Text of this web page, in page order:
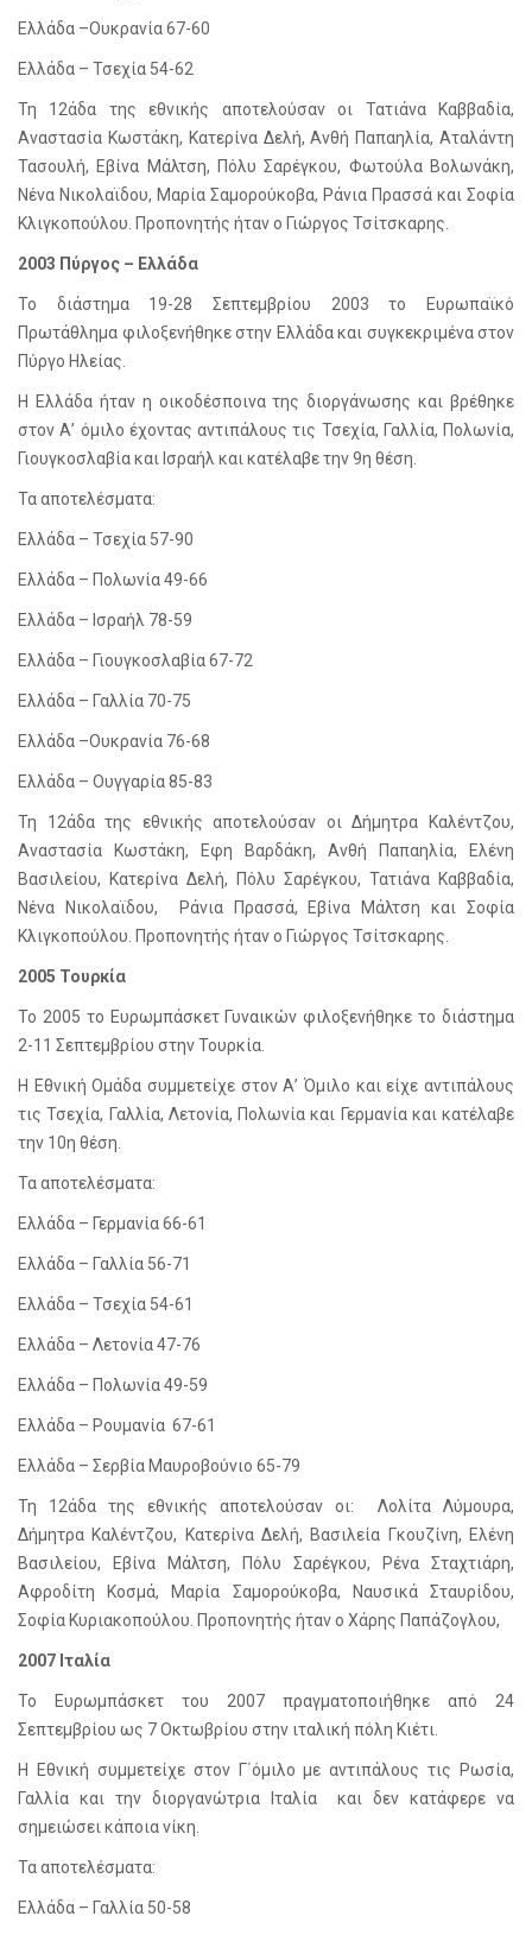
Ελλάδα –Ουκρανία 67-60
Ελλάδα – Τσεχία 54-62
Τη 12άδα της εθνικής αποτελούσαν οι Τατιάνα Καββαδία,
Αναστασία Κωστάκη, Κατερίνα Δελή, Ανθή Παπαηλία, Αταλάντη
Τασουλή, Εβίνα Μάλτση, Πόλυ Σαρέγκου, Φωτούλα Βολωνάκη,
Νένα Νικολαϊδου, Μαρία Σαμορούκοβα, Ράνια Πρασσά και Σοφία
Κλιγκοπούλου. Προπονητής ήταν ο Γιώργος Τσίτσκαρης.
2003 Πύργος – Ελλάδα
Το διάστημα 19-28 Σεπτεμβρίου 2003 το Ευρωπαϊκό
Πρωτάθλημα φιλοξενήθηκε στην Ελλάδα και συγκεκριμένα στον
Πύργο Ηλείας.
Η Ελλάδα ήταν η οικοδέσποινα της διοργάνωσης και βρέθηκε
στον Α’ όμιλο έχοντας αντιπάλους τις Τσεχία, Γαλλία, Πολωνία,
Γιουγκοσλαβία και Ισραήλ και κατέλαβε την 9η θέση.
Τα αποτελέσματα:
Ελλάδα – Τσεχία 57-90
Ελλάδα – Πολωνία 49-66
Ελλάδα – Ισραήλ 78-59
Ελλάδα – Γιουγκοσλαβία 67-72
Ελλάδα – Γαλλία 70-75
Ελλάδα –Ουκρανία 76-68
Ελλάδα – Ουγγαρία 85-83
Τη 12άδα της εθνικής αποτελούσαν οι Δήμητρα Καλέντζου,
Αναστασία Κωστάκη, Εφη Βαρδάκη, Ανθή Παπαηλία, Ελένη
Βασιλείου, Κατερίνα Δελή, Πόλυ Σαρέγκου, Τατιάνα Καββαδία,
Νένα Νικολαϊδου, Ράνια Πρασσά, Εβίνα Μάλτση και Σοφία
Κλιγκοπούλου. Προπονητής ήταν ο Γιώργος Τσίτσκαρης.
2005 Τουρκία
Το 2005 το Ευρωμπάσκετ Γυναικών φιλοξενήθηκε το διάστημα
2-11 Σεπτεμβρίου στην Τουρκία.
Η Εθνική Ομάδα συμμετείχε στον Α’ Όμιλο και είχε αντιπάλους
τις Τσεχία, Γαλλία, Λετονία, Πολωνία και Γερμανία και κατέλαβε
την 10η θέση.
Τα αποτελέσματα:
Ελλάδα – Γερμανία 66-61
Ελλάδα – Γαλλία 56-71
Ελλάδα – Τσεχία 54-61
Ελλάδα – Λετονία 47-76
Ελλάδα – Πολωνία 49-59
Ελλάδα – Ρουμανία 67-61
Ελλάδα – Σερβία Μαυροβούνιο 65-79
Τη 12άδα της εθνικής αποτελούσαν οι: Λολίτα Λύμουρα,
Δήμητρα Καλέντζου, Κατερίνα Δελή, Βασιλεία Γκουζίνη, Ελένη
Βασιλείου, Εβίνα Μάλτση, Πόλυ Σαρέγκου, Ρένα Σταχτιάρη,
Αφροδίτη Κοσμά, Μαρία Σαμορούκοβα, Ναυσικά Σταυρίδου,
Σοφία Κυριακοπούλου. Προπονητής ήταν ο Χάρης Παπάζογλου,
2007 Ιταλία
Το Ευρωμπάσκετ του 2007 πραγματοποιήθηκε από 24
Σεπτεμβρίου ως 7 Οκτωβρίου στην ιταλική πόλη Κιέτι.
Η Εθνική συμμετείχε στον Γ΄όμιλο με αντιπάλους τις Ρωσία,
Γαλλία και την διοργανώτρια Ιταλία και δεν κατάφερε να
σημειώσει κάποια νίκη.
Τα αποτελέσματα:
Ελλάδα – Γαλλία 50-58